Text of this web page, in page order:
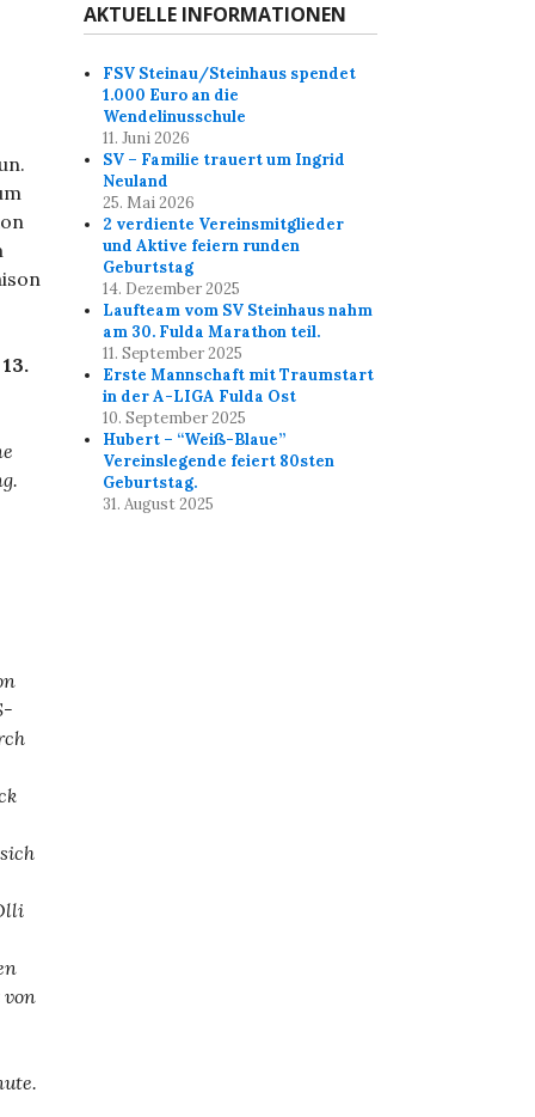
von
AKTUELLE INFORMATIONEN
FSV Steinau/Steinhaus spendet
1.000 Euro an die
Wendelinusschule
11. Juni 2026
SV – Familie trauert um Ingrid
Neuland
25. Mai 2026
2 verdiente Vereinsmitglieder
und Aktive feiern runden
Geburtstag
14. Dezember 2025
Laufteam vom SV Steinhaus nahm
am 30. Fulda Marathon teil.
11. September 2025
Erste Mannschaft mit Traumstart
in der A-LIGA Fulda Ost
10. September 2025
Hubert – “Weiß-Blaue”
Vereinslegende feiert 80sten
Geburtstag.
31. August 2025